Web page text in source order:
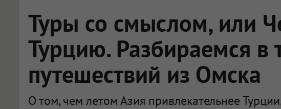
Туры со смыслом, или
Турцию. Разбираемся в
путешествий из Омска
О том, чем летом Азия привлекательнее